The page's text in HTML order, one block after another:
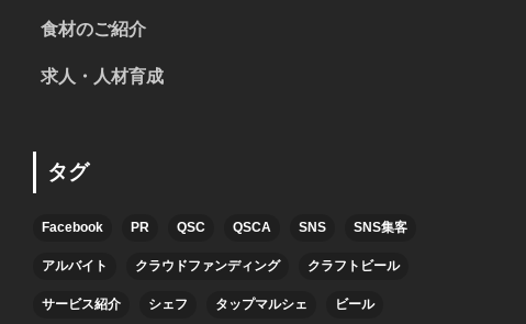
食材のご紹介
求人・人材育成
タグ
Facebook PR QSC QSCA SNS SNS集客
アルバイト クラウドファンディング クラフトビール
サービス紹介 シェフ タップマルシェ ビール